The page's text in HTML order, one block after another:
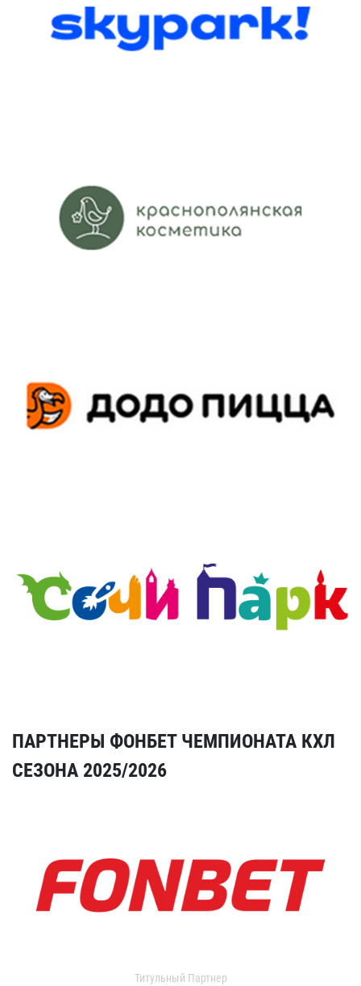
ПАРТНЕРЫ ФОНБЕТ ЧЕМПИОНАТА КХЛ
СЕЗОНА 2025/2026
Титульный Партнер